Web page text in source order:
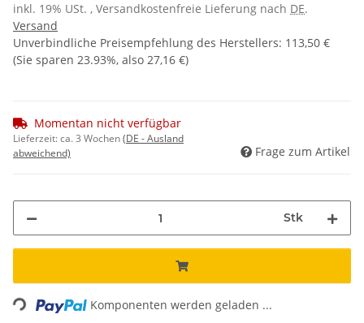
inkl. 19% USt. , Versandkostenfreie Lieferung nach DE.
Versand
Unverbindliche Preisempfehlung des Herstellers: 113,50 €
(Sie sparen 23.93%, also 27,16 €)
Momentan nicht verfügbar
Lieferzeit:ca. 3 Wochen(DE - Ausland
abweichend)
Frage zum Artikel
Stk
Komponenten werden geladen ...